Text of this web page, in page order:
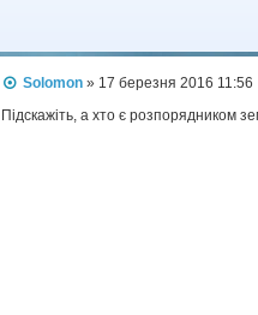
П
в
Solomon » 17 березня 2016 11:56
Підскажіть, а хто є розпорядником